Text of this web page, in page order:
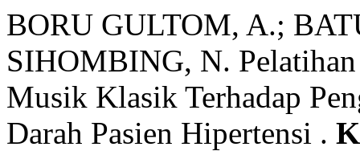
BORU GULTOM, A.;
SIHOMBING, N.
Musik Klasik Terhadap
Darah Pasien Hipertensi .